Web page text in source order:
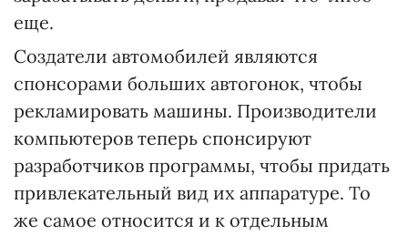
еще.
Создатели автомобилей являются
спонсорами больших автогонок, чтобы
рекламировать машины. Производители
компьютеров теперь спонсируют
разработчиков программы, чтобы придать
привлекательный вид их аппаратуре. То
же самое относится и к отдельным